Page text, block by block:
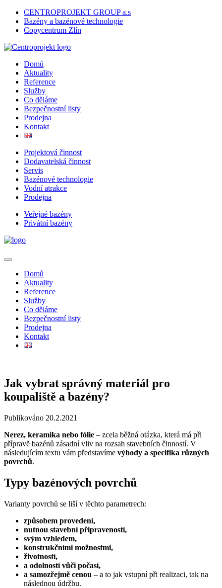
CENTROPROJEKT GROUP a.s
Bazény a bazénové technologie
Copycentrum Zlín
Domů
Aktuality
Reference
Služby
Co děláme
Bezpečnostní listy
Prodejna
Kontakt
Projektová činnost
Dodavatelská činnost
Servis
Bazénové technologie
Vodní atrakce
Prodejna
Veřejné bazény
Privátní bazény
Domů
Aktuality
Reference
Služby
Co děláme
Bezpečnostní listy
Prodejna
Kontakt
Jak vybrat správný materiál pro
koupaliště a bazény?
Publikováno 20.2.2021
Nerez, keramika nebo fólie – zcela běžná otázka, která má při
přípravě bazénů zásadní vliv na rozsah stavebních činností. V
následujícím textu vám představíme výhody a specifika různých
povrchů.
Typy bazénových povrchů
Varianty povrchů se liší v těchto parametrech:
způsobem provedení,
nutnou stavební připraveností,
svým vzhledem,
konstrukčními možnostmi,
životností,
a odolností vůči počasí,
a samozřejmě cenou – a to jak vstupní při realizaci, tak na
následnou údržbu.